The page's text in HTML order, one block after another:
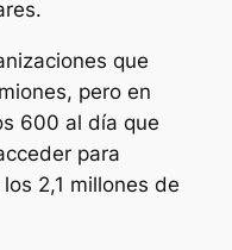
que
pero en
600 al día que
para
2,1 millones de